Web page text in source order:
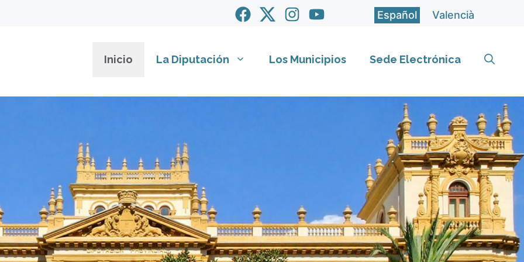
Español Valencià
Inicio La Diputación Los Municipios Sede Electrónica